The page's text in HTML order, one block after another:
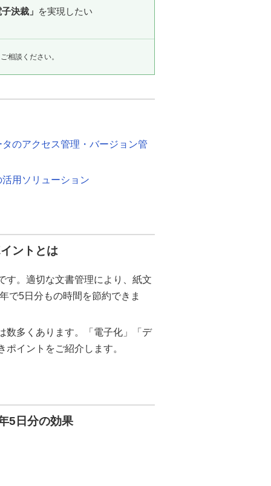
決裁」 を実現したい
相談ください。
のアクセス管理・バージョン管
用ソリューション
ントとは
す。適切な文書管理により、紙文
で5日分もの時間を節約できま
数多くあります。「電子化」「デ
イントをご紹介します。
5日分の効果